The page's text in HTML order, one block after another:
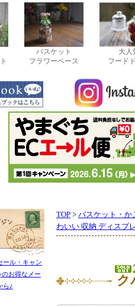
バスケット
フラワーベース
大人
フード
TOP > バスケット・か
わいい 収納 ディスプ
ク
ール・キャン
お得なメー
ら♪